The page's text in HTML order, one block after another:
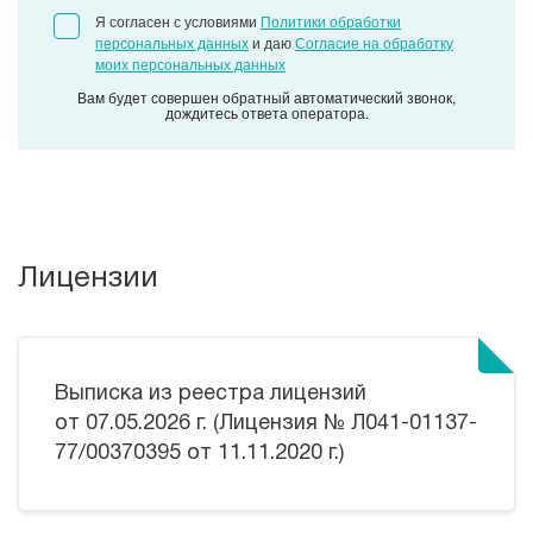
Я согласен с условиями Политики обработки
персональных данныхи даюСогласие на обработку
моих персональных данных
Вам будет совершен обратный автоматический звонок,
дождитесь ответа оператора.
Лицензии
Выписка из реестра лицензий
от 07.05.2026 г. (Лицензия № Л041-01137-
77/00370395 от 11.11.2020 г.)